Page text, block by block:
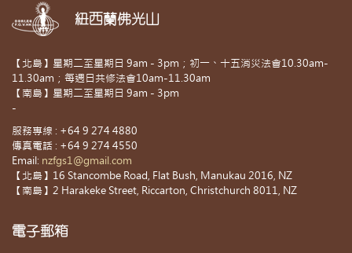
紐西蘭佛光山
【北島】星期二至星期日 9am - 3pm；初一、十五消災法會10.30am-
11.30am；每週日共修法會10am-11.30am
【南島】星期二至星期日 9am - 3pm
-
服務專線 : +64 9 274 4880
傳真電話 : +64 9 274 4550
Email: nzfgs1@gmail.com
【北島】16 Stancombe Road, Flat Bush, Manukau 2016, NZ
【南島】2 Harakeke Street, Riccarton, Christchurch 8011, NZ
電子郵箱